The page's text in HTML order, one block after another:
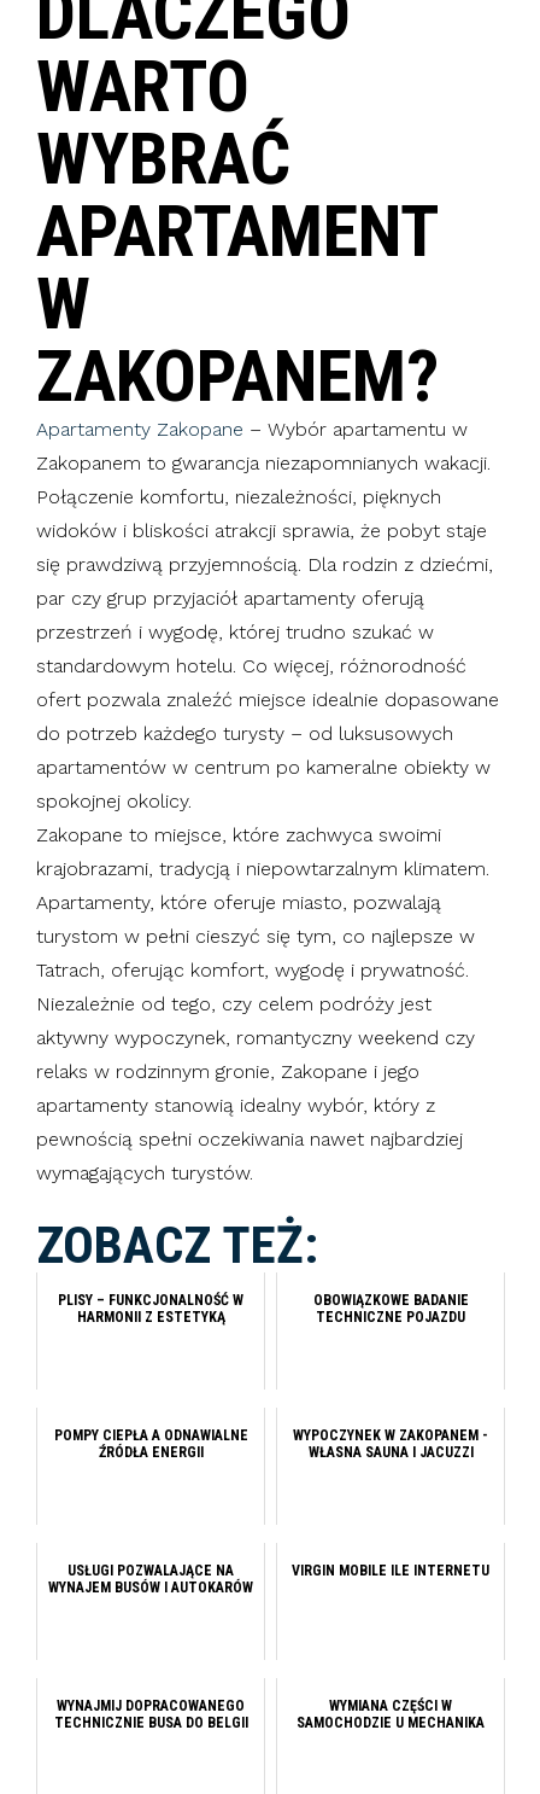
WARTO
WYBRAĆ
APARTAMENT
W
ZAKOPANEM?
Apartamenty Zakopane – Wybór apartamentu w
Zakopanem to gwarancja niezapomnianych wakacji.
Połączenie komfortu, niezależności, pięknych
widoków i bliskości atrakcji sprawia, że pobyt staje
się prawdziwą przyjemnością. Dla rodzin z dziećmi,
par czy grup przyjaciół apartamenty oferują
przestrzeń i wygodę, której trudno szukać w
standardowym hotelu. Co więcej, różnorodność
ofert pozwala znaleźć miejsce idealnie dopasowane
do potrzeb każdego turysty – od luksusowych
apartamentów w centrum po kameralne obiekty w
spokojnej okolicy.
Zakopane to miejsce, które zachwyca swoimi
krajobrazami, tradycją i niepowtarzalnym klimatem.
Apartamenty, które oferuje miasto, pozwalają
turystom w pełni cieszyć się tym, co najlepsze w
Tatrach, oferując komfort, wygodę i prywatność.
Niezależnie od tego, czy celem podróży jest
aktywny wypoczynek, romantyczny weekend czy
relaks w rodzinnym gronie, Zakopane i jego
apartamenty stanowią idealny wybór, który z
pewnością spełni oczekiwania nawet najbardziej
wymagających turystów.
ZOBACZ TEŻ:
PLISY – FUNKCJONALNOŚĆ W
HARMONII Z ESTETYKĄ
OBOWIĄZKOWE BADANIE
TECHNICZNE POJAZDU
POMPY CIEPŁA A ODNAWIALNE
ŹRÓDŁA ENERGII
WYPOCZYNEK W ZAKOPANEM -
WŁASNA SAUNA I JACUZZI
USŁUGI POZWALAJĄCE NA
WYNAJEM BUSÓW I AUTOKARÓW
VIRGIN MOBILE ILE INTERNETU
WYNAJMIJ DOPRACOWANEGO
TECHNICZNIE BUSA DO BELGII
WYMIANA CZĘŚCI W
SAMOCHODZIE U MECHANIKA